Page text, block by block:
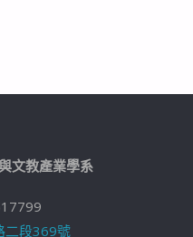
文教產業學系
二段369號